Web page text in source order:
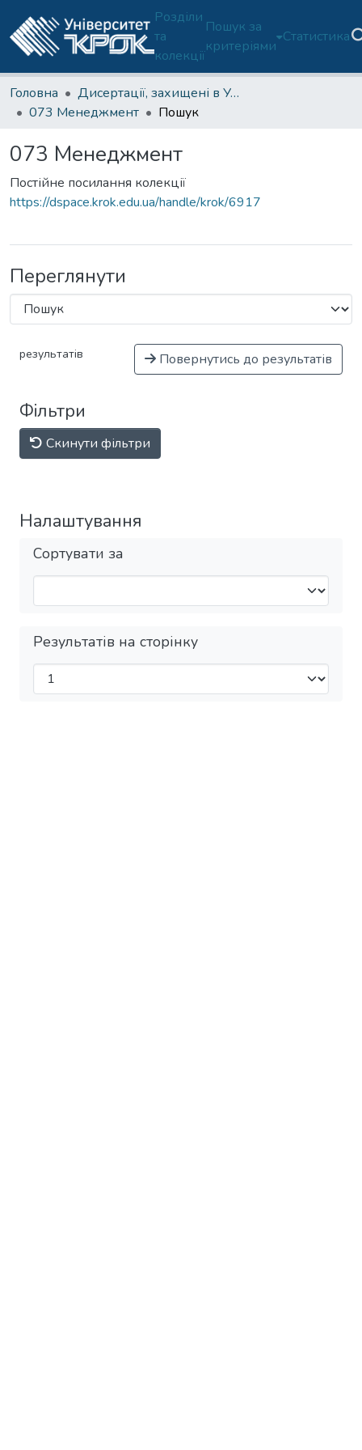
Розділи
та
колекції
Пошук за
критеріями
Статистика
Головна
Дисертації, захищені в Університеті з 2021 року (доктор філософії)
073 Менеджмент
Пошук
073 Менеджмент
Постійне посилання колекції
https://dspace.krok.edu.ua/handle/krok/6917
Переглянути
результатів Повернутись до результатів
Фільтри
Скинути фільтри
Налаштування
Сортувати за
Результатів на сторінку